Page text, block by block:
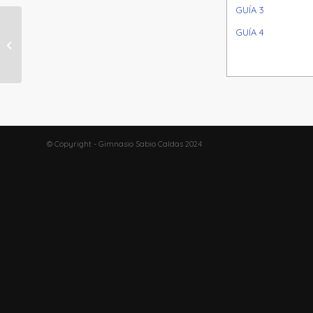
GUÍA 3
GUÍA 4
© Copyright - Gimnasio Sabio Caldas 2024